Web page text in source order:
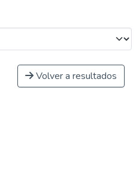
Volver a resultados